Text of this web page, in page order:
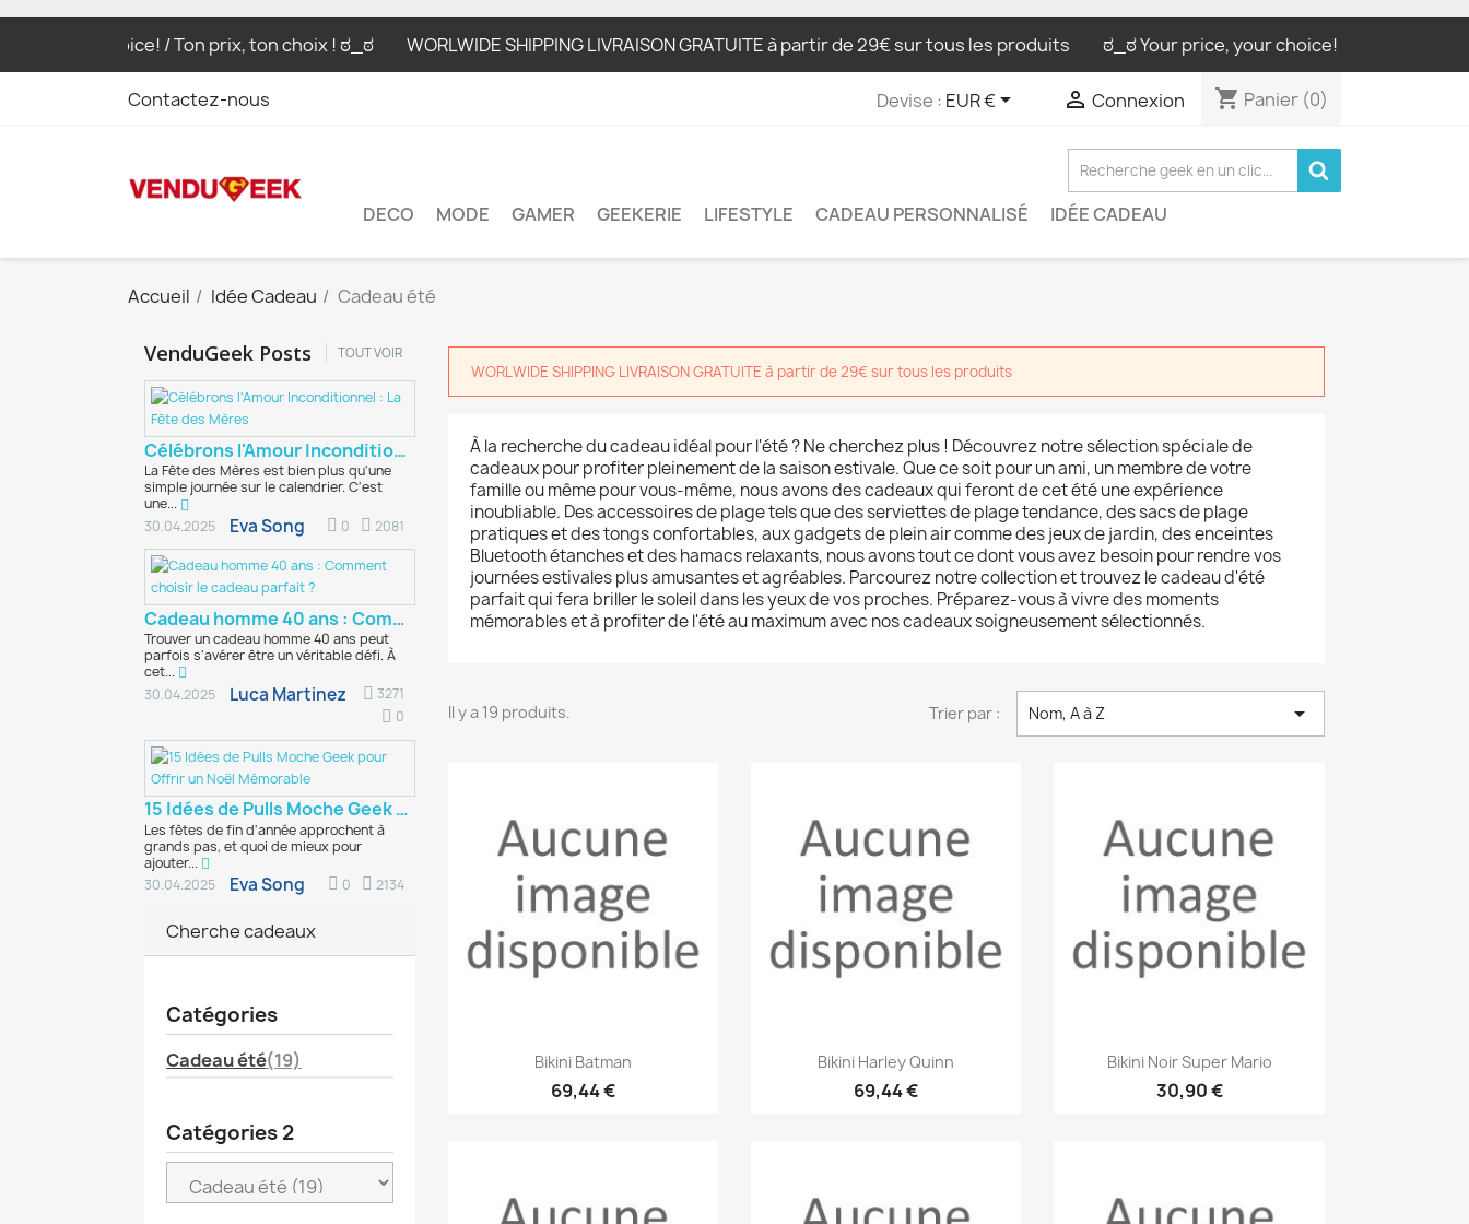
your choice! / Ton prix, ton choix ! ಠ_ಠ WORLWIDE SHIPPING LIVRAISON GRATUITE à partir de 29€ sur tous les produits ಠ_ಠ Your price, your choice! / Ton prix, ton
Contactez-nous Devise : EUR €  Connexion shopping_cart Panier (0)
DECO MODE GAMER GEEKERIE LIFESTYLE CADEAU PERSONNALISÉ IDÉE CADEAU
Accueil Idée Cadeau Cadeau été
VenduGeek Posts TOUT VOIR
Célébrons l'Amour Inconditionnel : La Fête des...
La Fête des Mères est bien plus qu'une
simple journée sur le calendrier. C'est
une...
30.04.2025
Eva Song 2081
0
Cadeau homme 40 ans : Comment choisir le cadeau...
Trouver un cadeau homme 40 ans peut
parfois s'avérer être un véritable défi. À
cet...
30.04.2025
Luca Martinez
3271
0
15 Idées de Pulls Moche Geek pour Offrir un...
Les fêtes de fin d'année approchent à
grands pas, et quoi de mieux pour
ajouter...
30.04.2025
Eva Song 2134
0
Cherche cadeaux
Catégories
Cadeau été(19)
Catégories 2
WORLWIDE SHIPPING LIVRAISON GRATUITE à partir de 29€ sur tous les produits
À la recherche du cadeau idéal pour l'été ? Ne cherchez plus ! Découvrez notre sélection spéciale de
cadeaux pour profiter pleinement de la saison estivale. Que ce soit pour un ami, un membre de votre
famille ou même pour vous-même, nous avons des cadeaux qui feront de cet été une expérience
inoubliable. Des accessoires de plage tels que des serviettes de plage tendance, des sacs de plage
pratiques et des tongs confortables, aux gadgets de plein air comme des jeux de jardin, des enceintes
Bluetooth étanches et des hamacs relaxants, nous avons tout ce dont vous avez besoin pour rendre vos
journées estivales plus amusantes et agréables. Parcourez notre collection et trouvez le cadeau d'été
parfait qui fera briller le soleil dans les yeux de vos proches. Préparez-vous à vivre des moments
mémorables et à profiter de l'été au maximum avec nos cadeaux soigneusement sélectionnés.
Il y a 19 produits. Trier par : Nom, A à Z 
Aperçu rapide
Bikini Batman
69,44 €
Aperçu rapide
Bikini Harley Quinn
69,44 €
Aperçu rapide
Bikini Noir Super Mario
30,90 €